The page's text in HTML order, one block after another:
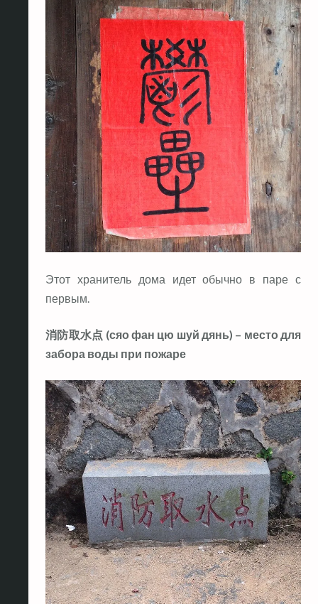
Этот хранитель дома идет обычно в паре с
первым.
消防取水点 (сяо фан цю шуй дянь) – место для
забора воды при пожаре